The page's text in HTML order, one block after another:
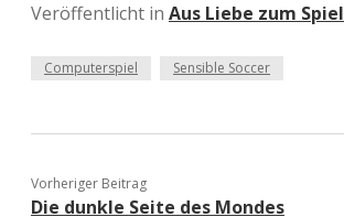
Veröffentlicht in Aus Liebe zum Spiel
Computerspiel Sensible Soccer
Vorheriger Beitrag
Die dunkle Seite des Mondes